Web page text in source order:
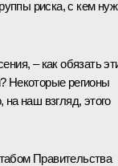
риска, с кем
– как обязать
Некоторые регионы
наш взгляд, этого
Правительства